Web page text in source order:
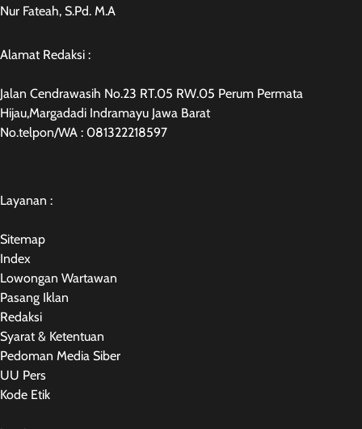
Nur Fateah, S.Pd. M.A
Alamat Redaksi :
Jalan Cendrawasih No.23 RT.05 RW.05 Perum Permata
Hijau,Margadadi Indramayu Jawa Barat
No.telpon/WA : 081322218597
Layanan :
Sitemap
Index
Lowongan Wartawan
Pasang Iklan
Redaksi
Syarat & Ketentuan
Pedoman Media Siber
UU Pers
Kode Etik